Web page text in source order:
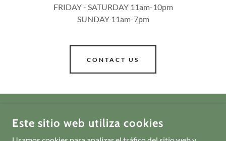
FRIDAY - SATURDAY 11am-10pm
SUNDAY 11am-7pm
CONTACT US
MILPA TACOS Y TORTILLAS
Este sitio web utiliza cookies